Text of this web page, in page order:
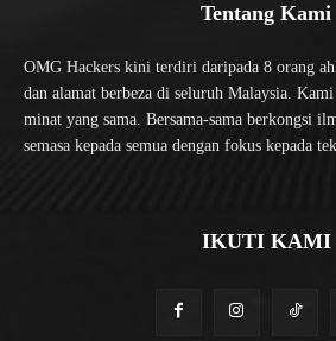
Tentang Kami
OMG Hackers kini terdiri daripada 8 orang
dan alamat berbeza di seluruh Malaysia.
minat yang sama. Bersama-sama berkongsi
semasa kepada semua dengan fokus kepada
IKUTI KAMI